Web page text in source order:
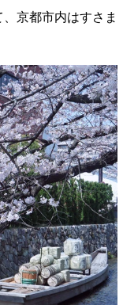
京都市内はすさま